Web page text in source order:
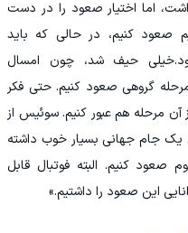
اما اختیار صعود را در دست
صعود کنیم، در حالی که باید
حیف شد، چون امسال
گروهی صعود کنیم. حتی فکر
مرحله هم عبور کنیم. سوئیس از
یک جام جهانی بسیار خوب داشته
صعود کنیم. البته فوتبال قابل
این صعود را داشتیم.»